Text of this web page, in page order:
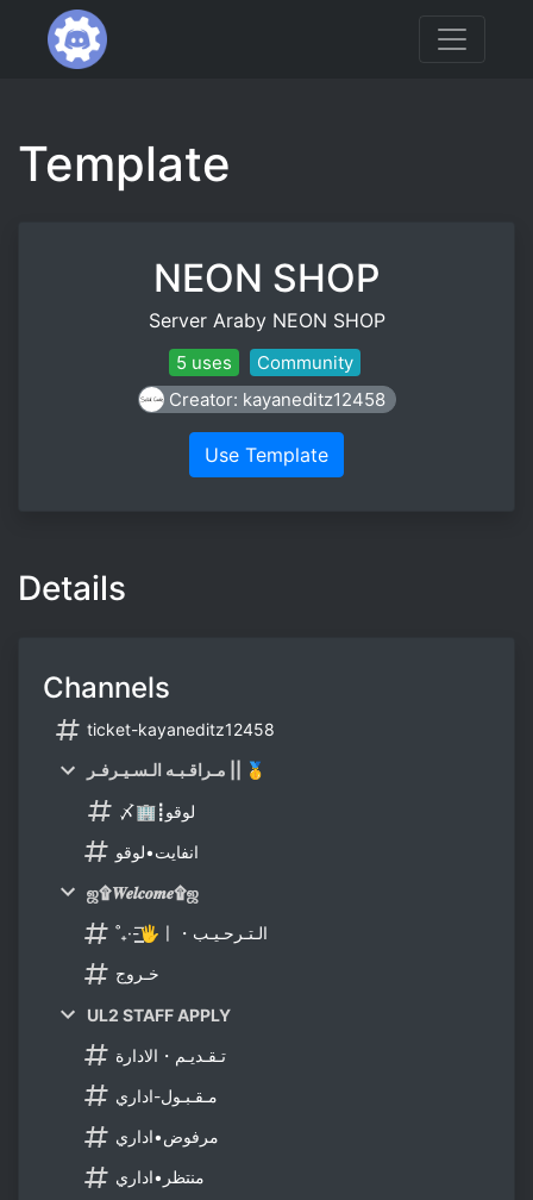
Template
NEON SHOP
Server Araby NEON SHOP
5 uses
Community
Creator: kayaneditz12458
Use Template
Details
Channels
ticket-kayaneditz12458
مـراقـبـه الـسـيـرفـر || 🥇
〆🏢┋لوقو
انفايت•لوقو
ஜ۩𝑾𝒆𝒍𝒄𝒐𝒎𝒆۩ஜ
˚₊·-͟͟͞🖐〡・الـتـرحـيـب
خـروج
UL2 STAFF APPLY
تـقـديـم・الادارة
مـقـبـول-اداري
مرفوض•اداري
منتظر•اداري